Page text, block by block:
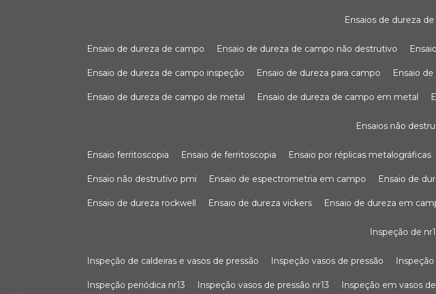
ensaios de dureza
ensaio de dureza de campo ensaio de dureza de campo não destrutivo
ensaio de dureza de campo inspeção ensaio de dureza para campo ensaio
ensaio de dureza de campo de metal ensaio de dureza de campo em metal
ensaios não
ensaio ferritoscopia ensaio de ferritoscopia ensaio por réplicas metalográficas
ensaio não destrutivo pmi ensaio de espectrometria em campo ensaio de
ensaio de dureza rockwell ensaio de dureza vickers ensaio de dureza em
inspeção de
inspeção de caldeiras e vasos de pressão inspeção vasos de pressão
inspeção periódica nr13 inspeção vasos de pressão nr13 inspeção em vasos